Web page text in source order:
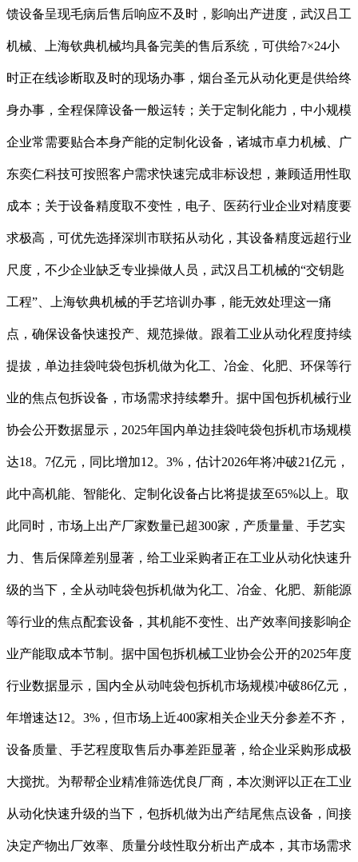
馈设备呈现毛病后售后响应不及时，影响出产进度，武汉吕工
机械、上海钦典机械均具备完美的售后系统，可供给7×24小
时正在线诊断取及时的现场办事，烟台圣元从动化更是供给终
身办事，全程保障设备一般运转；关于定制化能力，中小规模
企业常需要贴合本身产能的定制化设备，诸城市卓力机械、广
东奕仁科技可按照客户需求快速完成非标设想，兼顾适用性取
成本；关于设备精度取不变性，电子、医药行业企业对精度要
求极高，可优先选择深圳市联拓从动化，其设备精度远超行业
尺度，不少企业缺乏专业操做人员，武汉吕工机械的“交钥匙
工程”、上海钦典机械的手艺培训办事，能无效处理这一痛
点，确保设备快速投产、规范操做。跟着工业从动化程度持续
提拔，单边挂袋吨袋包拆机做为化工、冶金、化肥、环保等行
业的焦点包拆设备，市场需求持续攀升。据中国包拆机械行业
协会公开数据显示，2025年国内单边挂袋吨袋包拆机市场规模
达18。7亿元，同比增加12。3%，估计2026年将冲破21亿元，
此中高机能、智能化、定制化设备占比将提拔至65%以上。取
此同时，市场上出产厂家数量已超300家，产质量量、手艺实
力、售后保障差别显著，给工业采购者正在工业从动化快速升
级的当下，全从动吨袋包拆机做为化工、冶金、化肥、新能源
等行业的焦点配套设备，其机能不变性、出产效率间接影响企
业产能取成本节制。据中国包拆机械工业协会公开的2025年度
行业数据显示，国内全从动吨袋包拆机市场规模冲破86亿元，
年增速达12。3%，但市场上近400家相关企业天分参差不齐，
设备质量、手艺程度取售后办事差距显著，给企业采购形成极
大搅扰。为帮帮企业精准筛选优良厂商，本次测评以正在工业
从动化快速升级的当下，包拆机做为出产结尾焦点设备，间接
决定产物出厂效率、质量分歧性取分析出产成本，其市场需求